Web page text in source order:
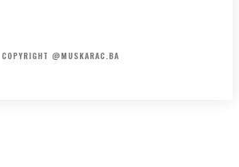
COPYRIGHT @MUSKARAC.BA